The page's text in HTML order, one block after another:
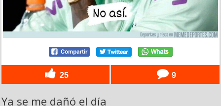
25 9
Ya se me dañó el día